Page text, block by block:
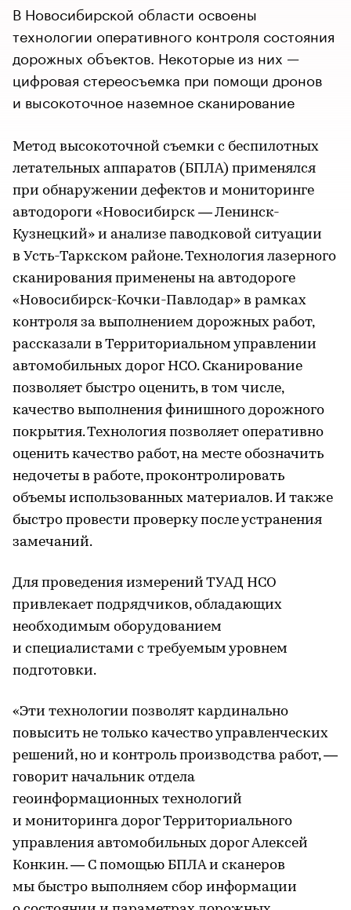
В Новосибирской области освоены
технологии оперативного контроля состояния
дорожных объектов. Некоторые из них —
цифровая стереосъемка при помощи дронов
и высокоточное наземное сканирование
Метод высокоточной съемки с беспилотных
летательных аппаратов (БПЛА) применялся
при обнаружении дефектов и мониторинге
автодороги «Новосибирск — Ленинск-
Кузнецкий» и анализе паводковой ситуации
в Усть-Таркском районе. Технология лазерного
сканирования применены на автодороге
«Новосибирск-Кочки-Павлодар» в рамках
контроля за выполнением дорожных работ,
рассказали в Территориальном управлении
автомобильных дорог НСО. Сканирование
позволяет быстро оценить, в том числе,
качество выполнения финишного дорожного
покрытия. Технология позволяет оперативно
оценить качество работ, на месте обозначить
недочеты в работе, проконтролировать
объемы использованных материалов. И также
быстро провести проверку после устранения
замечаний.
Для проведения измерений ТУАД НСО
привлекает подрядчиков, обладающих
необходимым оборудованием
и специалистами с требуемым уровнем
подготовки.
«Эти технологии позволят кардинально
повысить не только качество управленческих
решений, но и контроль производства работ, —
говорит начальник отдела
геоинформационных технологий
и мониторинга дорог Территориального
управления автомобильных дорог Алексей
Конкин. — С помощью БПЛА и сканеров
мы быстро выполняем сбор информации